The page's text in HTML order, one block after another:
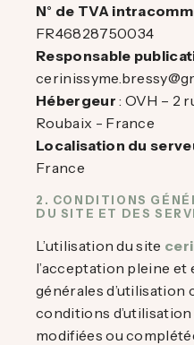
N° de TVA
FR46828750034
Responsable
Hébergeur : OVH – 2
Roubaix - France
Localisation du
France
2. CONDITIONS
DU SITE ET DES
L’utilisation du site
l’acceptation pleine
générales d’utilisation
conditions
modifiées ou